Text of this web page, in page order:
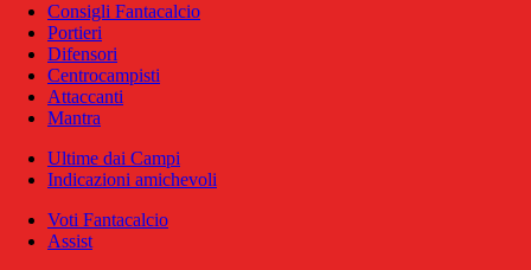
Consigli Fantacalcio
Portieri
Difensori
Centrocampisti
Attaccanti
Mantra
Ultime dai Campi
Indicazioni amichevoli
Voti Fantacalcio
Assist